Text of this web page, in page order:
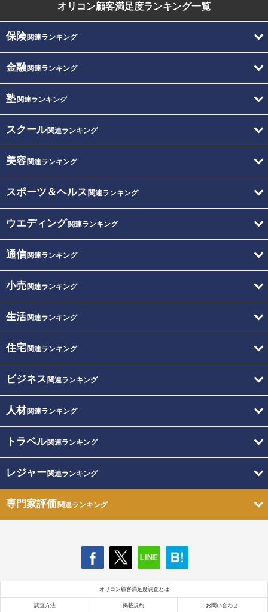
オリコン顧客満足度ランキング一覧
保険関連ランキング
金融関連ランキング
塾関連ランキング
スクール関連ランキング
美容関連ランキング
スポーツ＆ヘルス 関連ランキング
ウエディング関連ランキング
通信関連ランキング
小売関連ランキング
生活関連ランキング
住宅関連ランキング
ビジネス 関連ランキング
人材関連ランキング
トラベル関連ランキング
レジャー関連ランキング
専門家評価関連ランキング
オリコン顧客満足度調査とは
調査方法 掲載規約 お問い合わせ